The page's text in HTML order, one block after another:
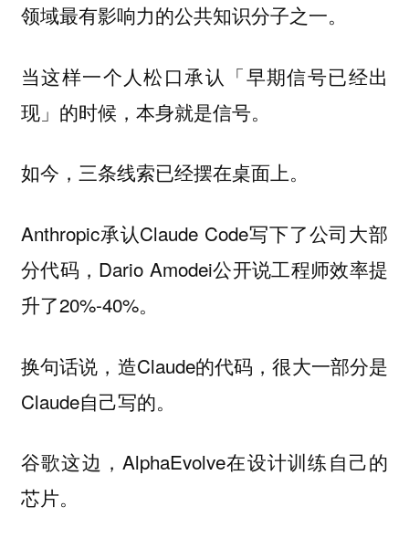
领域最有影响力的公共知识分子之一。
当这样一个人松口承认「早期信号已经出
现」的时候，本身就是信号。
如今，三条线索已经摆在桌面上。
Anthropic承认Claude Code写下了公司大部
分代码，Dario Amodei公开说工程师效率提
升了20%-40%。
换句话说，造Claude的代码，很大一部分是
Claude自己写的。
谷歌这边，AlphaEvolve在设计训练自己的
芯片。